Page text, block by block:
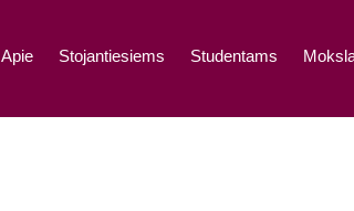
Apie Stojantiesiems Studentams